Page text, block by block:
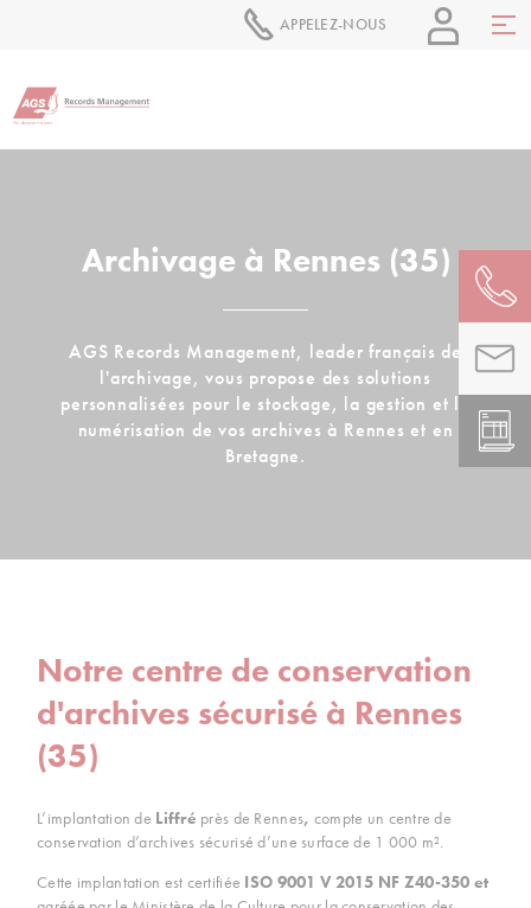
APPELEZ-NOUS
Archivage à Rennes (35)
AGS Records Management, leader français de
l'archivage, vous propose des solutions
personnalisées pour le stockage, la gestion et la
numérisation de vos archives à Rennes et en
Bretagne.
Notre centre de conservation
d'archives sécurisé à Rennes
(35)
L’implantation de Liffré près de Rennes, compte un centre de
conservation d’archives sécurisé d’une surface de 1 000 m².
Cette implantation est certifiée ISO 9001 V 2015 NF Z40-350 et